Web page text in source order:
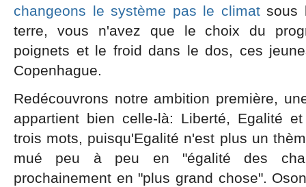
changeons le système pas le climatsous
terre, vous n'avez que le choix du
poignets et le froid dans le dos, ces
Copenhague.
Redécouvrons notre ambition première,
appartient bien celle-là: Liberté, Egalité
trois mots, puisqu'Egalité n'est plus un
mué peu à peu en "égalité des
prochainement en "plus grand chose".